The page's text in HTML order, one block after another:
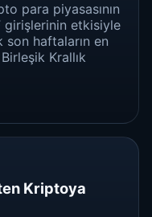
para piyasasının
girişlerinin etkisiyle
son haftaların en
Krallık
Kriptoya